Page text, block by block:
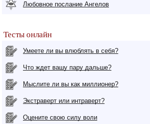
Любовное послание Ангелов
Тесты онлайн
Умеете ли вы влюблять в себя?
Что ждет вашу пару дальше?
Мыслите ли вы как миллионер?
Экстраверт или интраверт?
Оцените свою силу воли